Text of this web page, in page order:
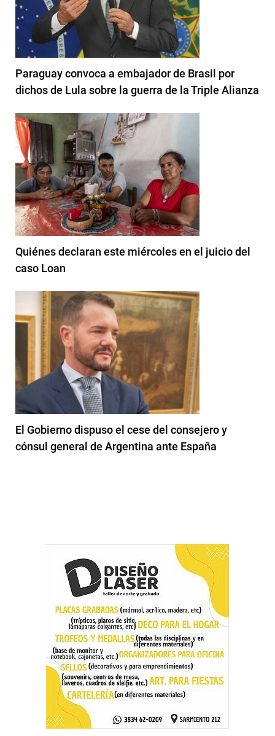
Paraguay convoca a embajador de Brasil por
dichos de Lula sobre la guerra de la Triple Alianza
Quiénes declaran este miércoles en el juicio del
caso Loan
El Gobierno dispuso el cese del consejero y
cónsul general de Argentina ante España